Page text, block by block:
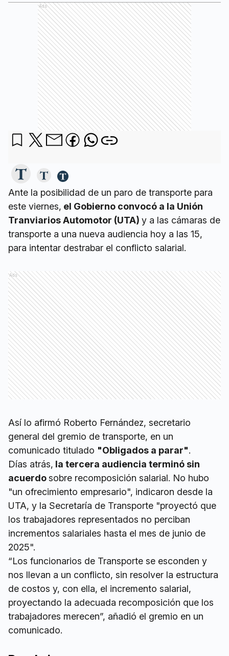
Ads
Ante la posibilidad de un paro de transporte para
este viernes, el Gobierno convocó a la Unión
Tranviarios Automotor (UTA) y a las cámaras de
transporte a una nueva audiencia hoy a las 15,
para intentar destrabar el conflicto salarial.
Ads
Así lo afirmó Roberto Fernández, secretario
general del gremio de transporte, en un
comunicado titulado "Obligados a parar".
Días atrás, la tercera audiencia terminó sin
acuerdosobre recomposición salarial. No hubo
"un ofrecimiento empresario", indicaron desde la
UTA, y la Secretaría de Transporte "proyectó que
los trabajadores representados no perciban
incrementos salariales hasta el mes de junio de
2025".
“Los funcionarios de Transporte se esconden y
nos llevan a un conflicto, sin resolver la estructura
de costos y, con ella, el incremento salarial,
proyectando la adecuada recomposición que los
trabajadores merecen”, añadió el gremio en un
comunicado.